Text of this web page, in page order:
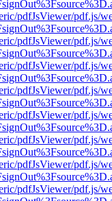
pdfJsViewer/pdf.js/
pdfJsViewer/pdf.js/
pdfJsViewer/pdf.js/
pdfJsViewer/pdf.js/
pdfJsViewer/pdf.js/
pdfJsViewer/pdf.js/
pdfJsViewer/pdf.js/
pdfJsViewer/pdf.js/